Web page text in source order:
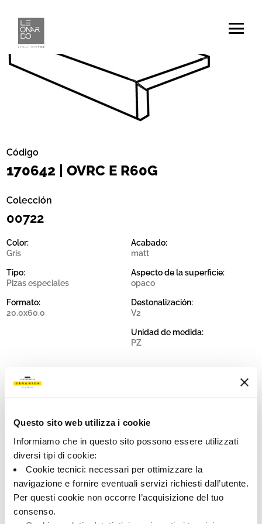
Questo sito web utilizza i cookie
Informiamo che in questo sito possono essere utilizzati
diversi tipi di cookie:
Cookie tecnici: necessari per ottimizzare la
navigazione e fornire eventuali servizi richiesti dall’utente.
Per questi cookie non occorre l’acquisizione del tuo
consenso.
Código
170642 | OVRC E R60G
Colección
00722
Color:
Gris
Tipo:
Pizas especiales
Formato:
20.0x60.0
Acabado:
matt
Aspecto de la superficie:
opaco
Destonalización:
V2
Unidad de medida:
PZ